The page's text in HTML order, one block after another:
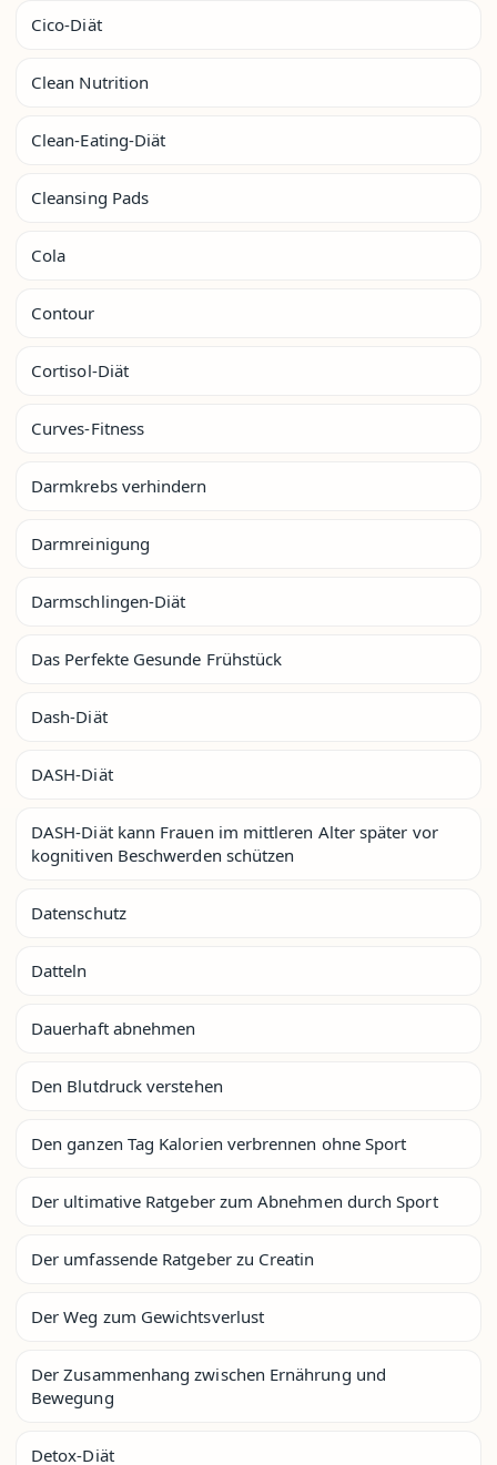
Cico-Diät
Clean Nutrition
Clean-Eating-Diät
Cleansing Pads
Cola
Contour
Cortisol-Diät
Curves-Fitness
Darmkrebs verhindern
Darmreinigung
Darmschlingen-Diät
Das Perfekte Gesunde Frühstück
Dash-Diät
DASH-Diät
DASH-Diät kann Frauen im mittleren Alter später vor
kognitiven Beschwerden schützen
Datenschutz
Datteln
Dauerhaft abnehmen
Den Blutdruck verstehen
Den ganzen Tag Kalorien verbrennen ohne Sport
Der ultimative Ratgeber zum Abnehmen durch Sport
Der umfassende Ratgeber zu Creatin
Der Weg zum Gewichtsverlust
Der Zusammenhang zwischen Ernährung und
Bewegung
Detox-Diät